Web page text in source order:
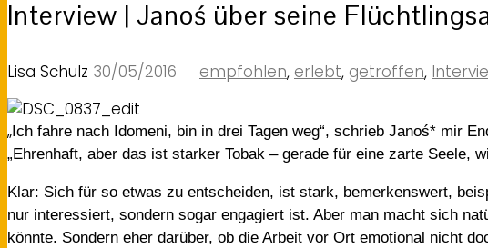
Interview | Janoś über seine
Lisa Schulz 30/05/2016 empfohlen, erlebt, getroffen,
„Ich fahre nach Idomeni, bin in drei Tagen weg“, schrieb Janoś* mir
„Ehrenhaft, aber das ist starker Tobak – gerade für eine zarte Seele,
Klar: Sich für so etwas zu entscheiden, ist stark, bemerkenswert,
nur interessiert, sondern sogar engagiert ist. Aber man macht sich
könnte. Sondern eher darüber, ob die Arbeit vor Ort emotional nicht